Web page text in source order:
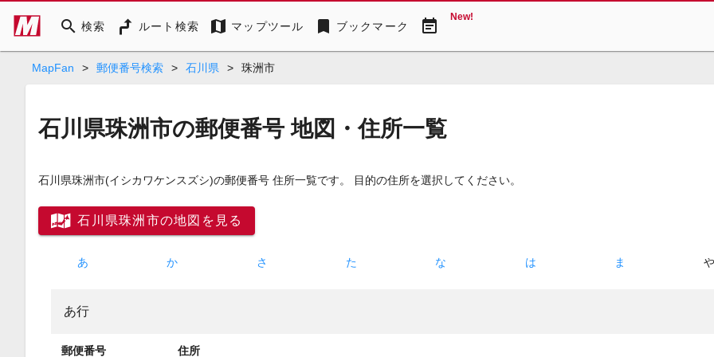
search 検索 ルート検索 map マップツール bookmark ブックマーク event_note New!
MapFan > 郵便番号検索 > 石川県 > 珠洲市
石川県珠洲市の郵便番号 地図・住所一覧
石川県珠洲市(イシカワケンスズシ)の郵便番号 住所一覧です。 目的の住所を選択してください。
石川県珠洲市の地図を見る
あ か さ た な は ま や
あ行
郵便番号 住所